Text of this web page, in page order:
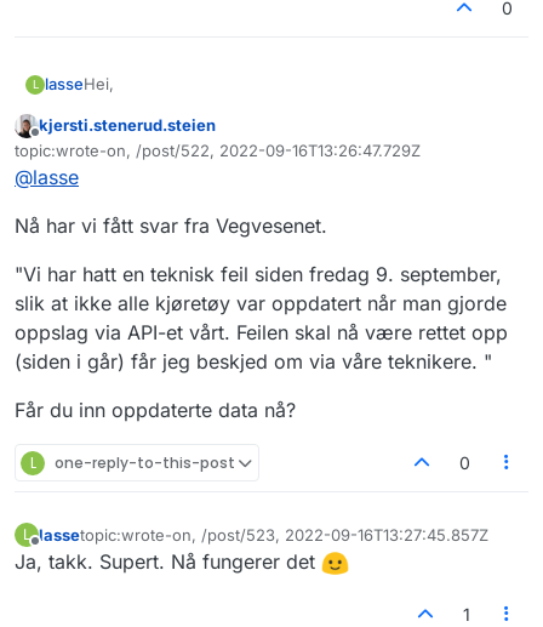
0
L lasseHei,
Det ser ikke ut som denne tjenesten blir oppdatert med
biler registrert etter 8. eller 9. september? Kan det
Frakoblet
kjersti.stenerud.steien
topic:wrote-on, /post/522, 2022-09-16T13:26:47.729Z
Sist endret av
@lasse
Nå har vi fått svar fra Vegvesenet.
"Vi har hatt en teknisk feil siden fredag 9. september,
slik at ikke alle kjøretøy var oppdatert når man gjorde
oppslag via API-et vårt. Feilen skal nå være rettet opp
(siden i går) får jeg beskjed om via våre teknikere. "
Får du inn oppdaterte data nå?
L one-reply-to-this-post 0
L
Frakoblet
lassetopic:wrote-on, /post/523, 2022-09-16T13:27:45.857Z
Sist endret av
Ja, takk. Supert. Nå fungerer det
1